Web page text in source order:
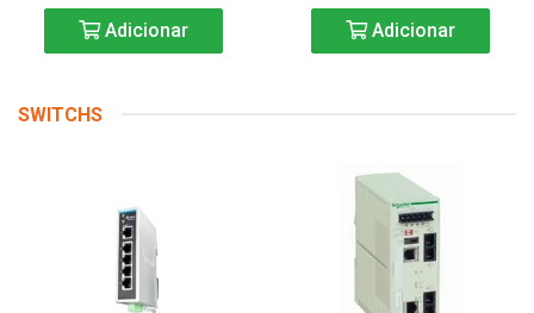
Adicionar Adicionar
SWITCHS